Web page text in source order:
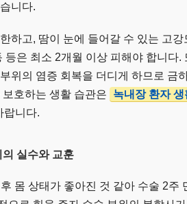
니다.
하고, 땀이 눈에 들어갈 수 있는 고강
등은 최소 2개월 이상 피해야 합니다.
위의 염증 회복을 더디게 하므로 금
호하는 생활 습관은
녹내장 환자 생
랍니다.
실수와 교훈
몸 상태가 좋아진 것 같아 수술 2주